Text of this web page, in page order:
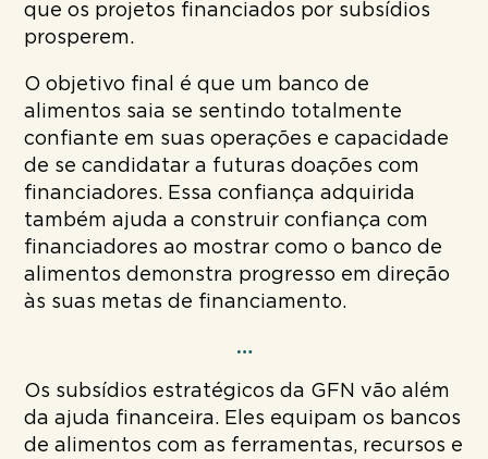
que os projetos financiados por subsídios
prosperem.
O objetivo final é que um banco de
alimentos saia se sentindo totalmente
confiante em suas operações e capacidade
de se candidatar a futuras doações com
financiadores. Essa confiança adquirida
também ajuda a construir confiança com
financiadores ao mostrar como o banco de
alimentos demonstra progresso em direção
às suas metas de financiamento.
…
Os subsídios estratégicos da GFN vão além
da ajuda financeira. Eles equipam os bancos
de alimentos com as ferramentas, recursos e